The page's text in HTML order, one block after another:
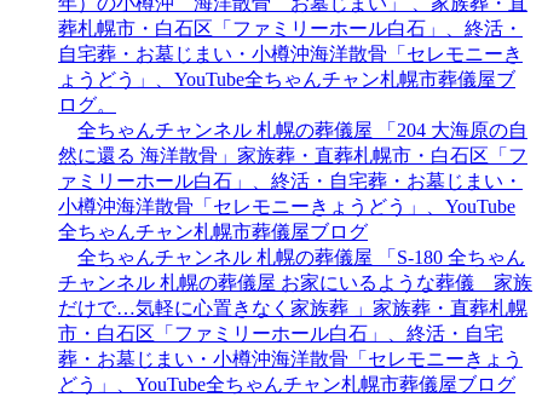
葬札幌市・白石区「ファミリーホール白石」、終活・
自宅葬・お墓じまい・小樽沖海洋散骨「セレモニーき
ょうどう」、YouTube全ちゃんチャン札幌市葬儀屋ブ
ログ。
全ちゃんチャンネル 札幌の葬儀屋 「204 大海原の自
然に還る 海洋散骨」家族葬・直葬札幌市・白石区「フ
ァミリーホール白石」、終活・自宅葬・お墓じまい・
小樽沖海洋散骨「セレモニーきょうどう」、YouTube
全ちゃんチャン札幌市葬儀屋ブログ
全ちゃんチャンネル 札幌の葬儀屋 「S-180 全ちゃん
チャンネル 札幌の葬儀屋 お家にいるような葬儀 家族
だけで…気軽に心置きなく家族葬 」家族葬・直葬札幌
市・白石区「ファミリーホール白石」、終活・自宅
葬・お墓じまい・小樽沖海洋散骨「セレモニーきょう
どう」、YouTube全ちゃんチャン札幌市葬儀屋ブログ